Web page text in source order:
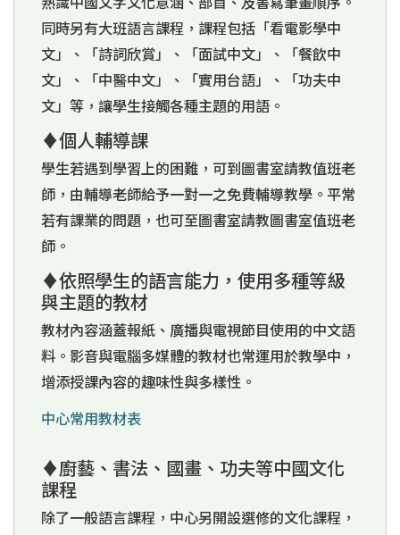
同時另有大班語言課程，課程包括「看電影學中
文」、「詩詞欣賞」、「面試中文」、「餐飲中
文」、「中醫中文」、「實用台語」、「功夫中
文」等，讓學生接觸各種主題的用語。
♦個人輔導課
學生若遇到學習上的困難，可到圖書室請教值班老
師，由輔導老師給予一對一之免費輔導教學。平常
若有課業的問題，也可至圖書室請教圖書室值班老
師。
♦依照學生的語言能力，使用多種等級
與主題的教材
教材內容涵蓋報紙、廣播與電視節目使用的中文語
料。影音與電腦多媒體的教材也常運用於教學中，
增添授課內容的趣味性與多樣性。
中心常用教材表
♦廚藝、書法、國畫、功夫等中國文化
課程
除了一般語言課程，中心另開設選修的文化課程，